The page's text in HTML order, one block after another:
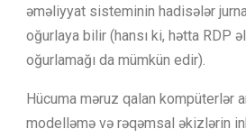
əməliyyat sisteminin hadisələr
oğurlaya bilir (hansı ki, hətta RDP
oğurlamağı da mümkün edir).
Hücuma məruz qalan kompüterlər
modelləmə və rəqəmsal əkizlərin